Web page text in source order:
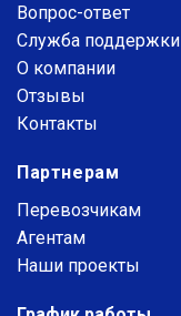
Вопрос-ответ
Служба поддержки
О компании
Отзывы
Контакты
Партнерам
Перевозчикам
Агентам
Наши проекты